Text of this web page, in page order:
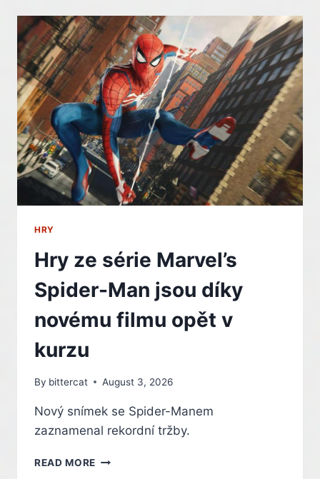
PŘEDSTAVIL
DALŠÍ
MAPOVÉ
ROZŠÍŘENÍ
HRY
Hry ze série Marvel’s
Spider-Man jsou díky
novému filmu opět v
kurzu
By bittercat August 3, 2026
Nový snímek se Spider-Manem
zaznamenal rekordní tržby.
READ MORE HRY